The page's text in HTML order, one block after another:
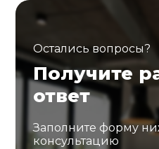
Остались вопросы?
Получите
ответ
Заполните форму
консультацию